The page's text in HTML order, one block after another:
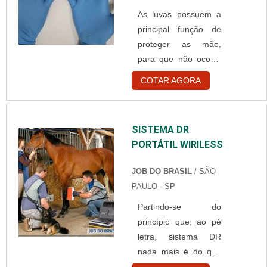
prática, os raio-x
podem ser realizados
em baias de equinos
e em quaisquer
outras áreas que não
permitem que os
animais sejam
centros veterinários
ou outras clínicas do
As luvas possuem a
principal função de
proteger as mão,
para que não ocorra
risco de
contaminação
durante alguma
elas possam ser
facilmente colocadas,
entanto, eles podem
causar reações
alérgicas e por isso
existe a luva de vinil
COTAR AGORA
SISTEMA DR
PORTÁTIL WIRILESS
JOB DO BRASIL / SÃO
PAULO - SP
Partindo-se do
princípio que, ao pé
letra, sistema DR
nada mais é do que